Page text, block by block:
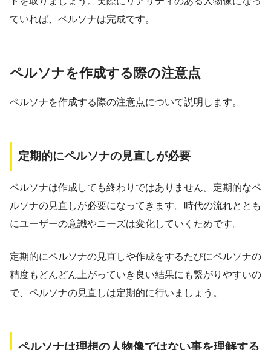
ていれば、ペルソナは完成です。
ペルソナを作成する際の注意点
ペルソナを作成する際の注意点について説明します。
定期的にペルソナの見直しが必要
ペルソナは作成しても終わりではありません。定期的なペ
ルソナの見直しが必要になってきます。時代の流れととも
にユーザーの意識やニーズは変化していくためです。
定期的にペルソナの見直しや作成をするたびにペルソナの
精度もどんどん上がっていき良い結果にも繋がりやすいの
で、ペルソナの見直しは定期的に行いましょう。
ペルソナは理想の人物像ではない事を理解する